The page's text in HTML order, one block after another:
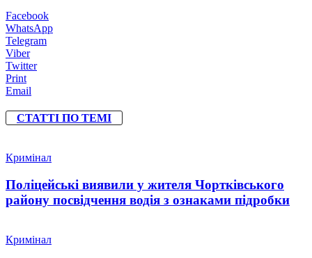
Facebook
WhatsApp
Telegram
Viber
Twitter
Print
Email
СТАТТІ ПО ТЕМІ
Кримінал
Поліцейські виявили у жителя Чортківського
району посвідчення водія з ознаками підробки
Кримінал